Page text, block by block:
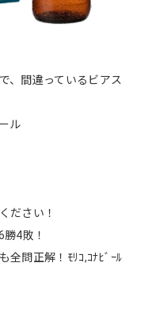
、間違っているビアス
ル
ださい！
4敗！
全問正解！ﾓﾘｺ,ｺﾅﾋﾞｰﾙ